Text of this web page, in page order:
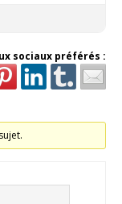
sociaux préférés :